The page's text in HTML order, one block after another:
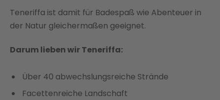
Teneriffa ist damit für Badespaß wie Abenteuer in
der Natur gleichermaßen geeignet.
Darum lieben wir Teneriffa:
Über 40 abwechslungsreiche Strände
Facettenreiche Landschaft